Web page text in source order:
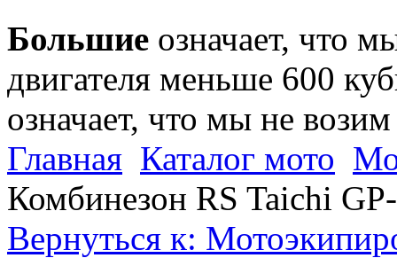
Большие означает, что
двигателя меньше 600
означает, что мы не
Главная Каталог мото
Комбинезон RS Taichi
Вернуться к: